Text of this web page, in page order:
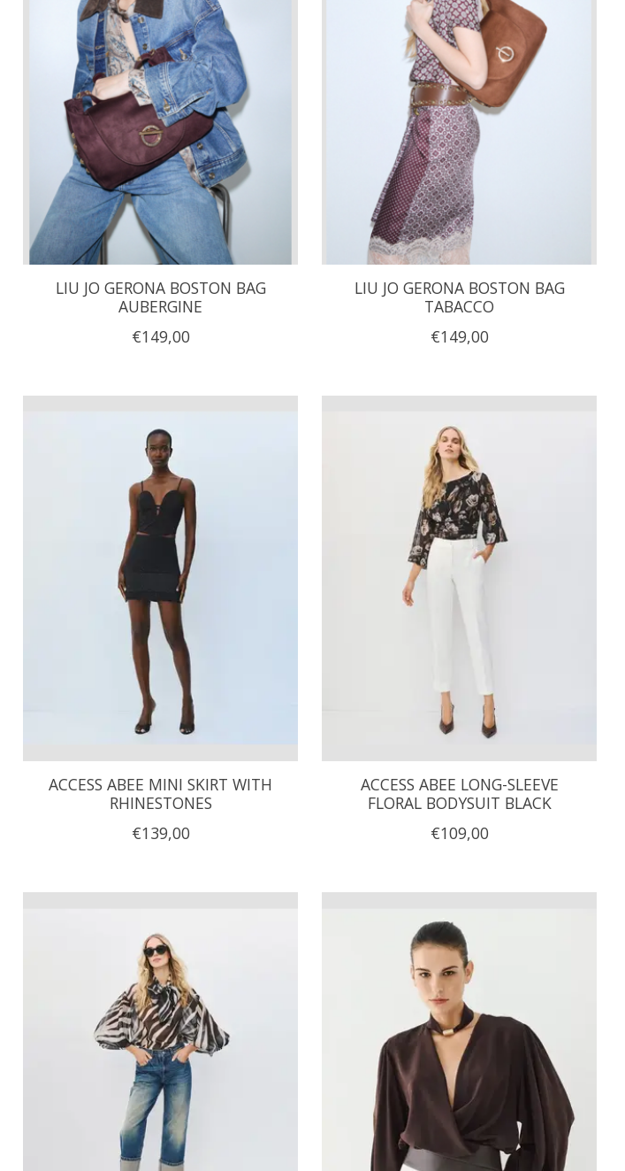
LIU JO GERONA BOSTON BAG
AUBERGINE
€149,00
LIU JO GERONA BOSTON BAG
TABACCO
€149,00
ACCESS ABEE MINI SKIRT WITH
RHINESTONES
€139,00
ACCESS ABEE LONG-SLEEVE
FLORAL BODYSUIT BLACK
€109,00